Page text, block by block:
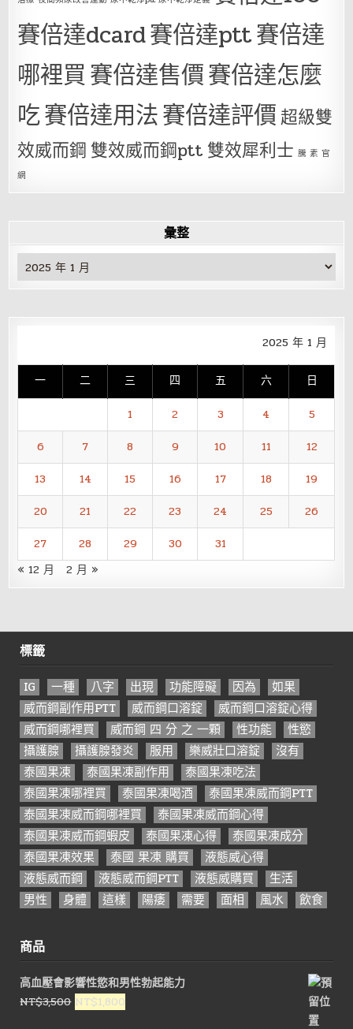
賽倍達dcard賽倍達ptt賽倍達
哪裡買賽倍達售價賽倍達怎麼
吃賽倍達用法賽倍達評價超級雙
效威而鋼 雙效威而鋼ptt 雙效犀利士 騰 素 官
網
彙整
彙
整
2025 年 1 月
一 二 三 四 五 六 日
1 2 3 4
5
6
7 8 9 10 11
12
13
14 15 16 17 18
19
20
21 22 23 24 25
26
27
28 29 30
31
« 12 月
2 月 »
標籤
IG 一種 八字 出現 功能障礙 因為
如果
威而鋼副作用PTT
威而鋼口溶錠
威而鋼口溶錠心得
威而鋼哪裡買
威而鋼 四 分 之 一顆 性功能
性慾
攝護腺
攝護腺發炎 服用 樂威壯口溶錠
沒有
泰國果凍
泰國果凍副作用
泰國果凍吃法
泰國果凍哪裡買
泰國果凍喝酒
泰國果凍威而鋼PTT
泰國果凍威而鋼哪裡買
泰國果凍威而鋼心得
泰國果凍威而鋼蝦皮
泰國果凍心得
泰國果凍成分
泰國果凍效果
泰國 果凍 購買
液態威心得
液態威而鋼
液態威而鋼PTT 液態威購買
生活
男性
身體 這樣 陽痿 需要 面相 風水 飲食
商品
高血壓會影響性慾和男性勃起能力
NT$3,500 原
NT$1,800